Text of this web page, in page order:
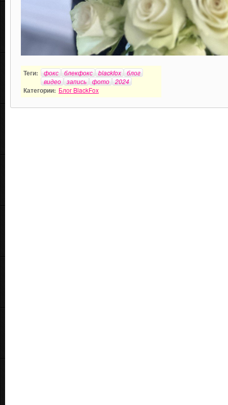
Теги: фокс блекфокс blackfox
блог
видео
запись фото 2024
Категории: Блог BlackFox